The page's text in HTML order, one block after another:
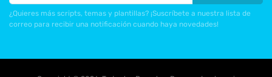
¿Quieres más scripts, temas y plantillas? ¡Suscríbete a nuestra lista de
correo para recibir una notificación cuando haya novedades!